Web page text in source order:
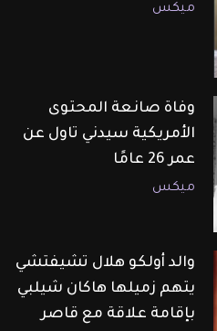
ميكس
وفاة صانعة المحتوى
الأمريكية سيدني تاول عن
عمر 26 عامًا
ميكس
والد أولكو هلال تشيفتشي
يتهم زميلها هاكان شيلبي
بإقامة علاقة مع قاصر